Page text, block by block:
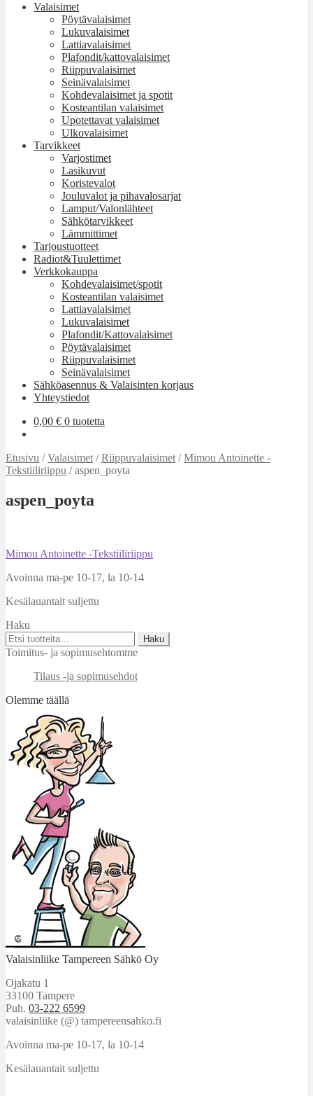
Valaisimet
Pöytävalaisimet
Lukuvalaisimet
Lattiavalaisimet
Plafondit/kattovalaisimet
Riippuvalaisimet
Seinävalaisimet
Kohdevalaisimet ja spotit
Kosteantilan valaisimet
Upotettavat valaisimet
Ulkovalaisimet
Tarvikkeet
Varjostimet
Lasikuvut
Koristevalot
Jouluvalot ja pihavalosarjat
Lamput/Valonlähteet
Sähkötarvikkeet
Lämmittimet
Tarjoustuotteet
Radiot&Tuulettimet
Verkkokauppa
Kohdevalaisimet/spotit
Kosteantilan valaisimet
Lattiavalaisimet
Lukuvalaisimet
Plafondit/Kattovalaisimet
Pöytävalaisimet
Riippuvalaisimet
Seinävalaisimet
Sähköasennus & Valaisinten korjaus
Yhteystiedot
0,00 € 0 tuotetta
Etusivu /Valaisimet /Riippuvalaisimet /Mimou Antoinette -
Tekstiiliriippu /aspen_poyta
aspen_poyta
Artikkelien
selaus
Edellinen
Mimou Antoinette -Tekstiiliriippu
Avoinna ma-pe 10-17, la 10-14
Kesälauantait suljettu
Haku
Etsi:
Haku
Toimitus- ja sopimusehtomme
Tilaus -ja sopimusehdot
Olemme täällä
Valaisinliike Tampereen Sähkö Oy
Ojakatu 1
33100 Tampere
Puh. 03-222 6599
valaisinliike (@) tampereensahko.fi
Avoinna ma-pe 10-17, la 10-14
Kesälauantait suljettu